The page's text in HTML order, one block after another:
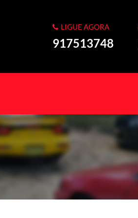
LIGUE AGORA
917513748